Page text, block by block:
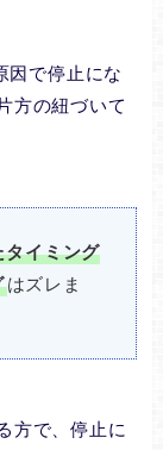
因で停止にな
方の紐づいて
イミング
はズレま
方で、停止に